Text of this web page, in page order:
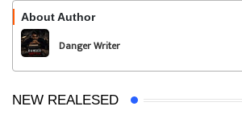
About Author
Danger Writer
NEW REALESED